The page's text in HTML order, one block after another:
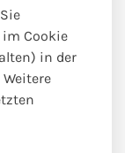
zu
und
Creativ Laden
Liefertage,
Cookie
in der